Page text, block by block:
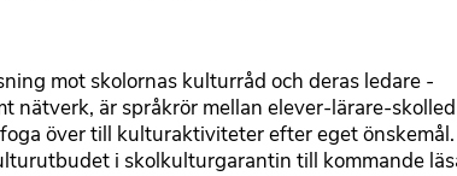
mot skolornas kulturråd och deras ledare -
är språkrör mellan elever-lärare-
över till kulturaktiviteter efter eget önskemål.
i skolkulturgarantin till kommande